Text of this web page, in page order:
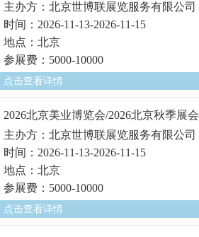
主办方：北京世博联展览服务有限公司
时间：2026-11-13-2026-11-15
地点：北京
参展费：5000-10000
点击查看详情
2026北京美业博览会/2026北京秋季展会
主办方：北京世博联展览服务有限公司
时间：2026-11-13-2026-11-15
地点：北京
参展费：5000-10000
点击查看详情